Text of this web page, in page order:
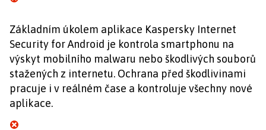
Základním úkolem aplikace Kaspersky Internet
Security for Android je kontrola smartphonu na
výskyt mobilního malwaru nebo škodlivých souborů
stažených z internetu. Ochrana před škodlivinami
pracuje i v reálném čase a kontroluje všechny nové
aplikace.